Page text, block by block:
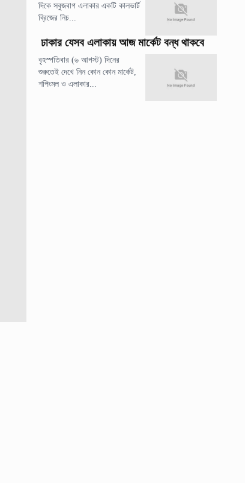
দিকে সবুজবাগ এলাকার একটি কালভার্ট
ব্রিজের নিচ...
ঢাকার যেসব এলাকায় আজ মার্কেট বন্ধ থাকবে
বৃহস্পতিবার (৬ আগস্ট) দিনের
শুরুতেই দেখে নিন কোন কোন মার্কেট,
শপিংমল ও এলাকার...